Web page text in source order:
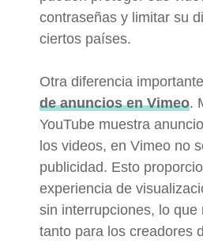
contraseñas y limitar su
ciertos países.
Otra diferencia
de anuncios en Vimeo.
YouTube muestra
los videos, en Vimeo no
publicidad. Esto
experiencia de
sin interrupciones, lo que
tanto para los creadores